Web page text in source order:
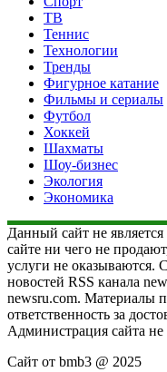
ТВ
Теннис
Технологии
Тренды
Фигурное катание
Фильмы и сериалы
Футбол
Хоккей
Шахматы
Шоу-бизнес
Экология
Экономика
Данный сайт не
сайте ни чего не
услуги не оказываются.
новостей RSS канала
newsru.com. Материалы
ответственность за
Администрация сайта не
Сайт от bmb3 @ 2025